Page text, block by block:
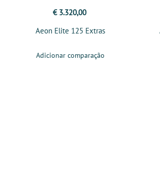
€ 3.320,00
Aeon Elite 125 Extras
Adicionar comparação